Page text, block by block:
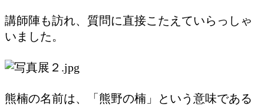
講師陣も訪れ、質問に直接こたえていらっしゃ
いました。
熊楠の名前は、「熊野の楠」という意味である